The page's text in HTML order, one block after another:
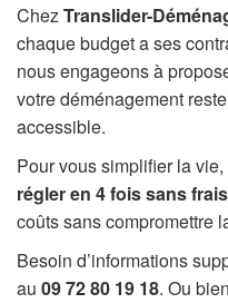
ChezTranslider-
chaque budget a ses
nous engageons à
votre déménagement
accessible.
Pour vous simplifier la
régler en 4 fois sans frais
coûts sans compromettre
Besoin d’informations
au 09 72 80 19 18. Ou